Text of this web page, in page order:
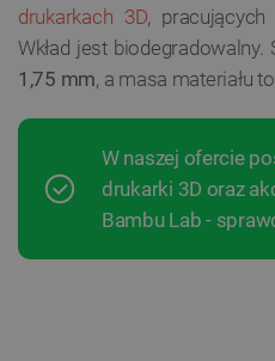
drukarkach 3D,
Wkład jest
1,75 mm, a masa materiału to
W naszej ofercie
drukarki 3D oraz
Bambu Lab -